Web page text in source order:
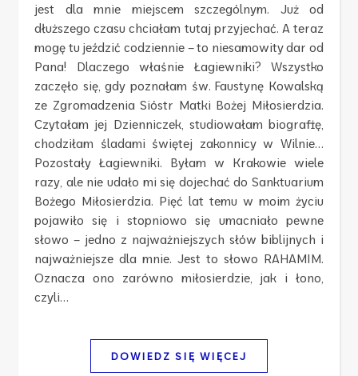
jest dla mnie miejscem szczególnym. Już od
dłuższego czasu chciałam tutaj przyjechać. A teraz
mogę tu jeździć codziennie – to niesamowity dar od
Pana! Dlaczego właśnie Łagiewniki? Wszystko
zaczęło się, gdy poznałam św. Faustynę Kowalską
ze Zgromadzenia Sióstr Matki Bożej Miłosierdzia.
Czytałam jej Dzienniczek, studiowałam biografię,
chodziłam śladami świętej zakonnicy w Wilnie…
Pozostały Łagiewniki. Byłam w Krakowie wiele
razy, ale nie udało mi się dojechać do Sanktuarium
Bożego Miłosierdzia. Pięć lat temu w moim życiu
pojawiło się i stopniowo się umacniało pewne
słowo – jedno z najważniejszych słów biblijnych i
najważniejsze dla mnie. Jest to słowo RAHAMIM.
Oznacza ono zarówno miłosierdzie, jak i łono,
czyli…
DOWIEDZ SIĘ WIĘCEJ